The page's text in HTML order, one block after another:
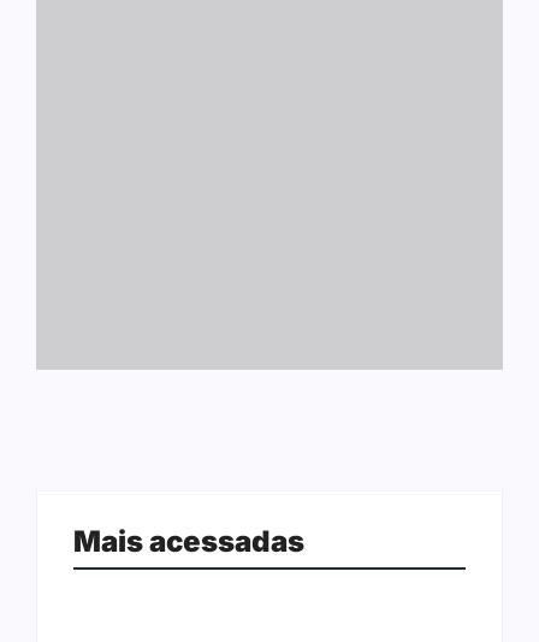
Mais acessadas